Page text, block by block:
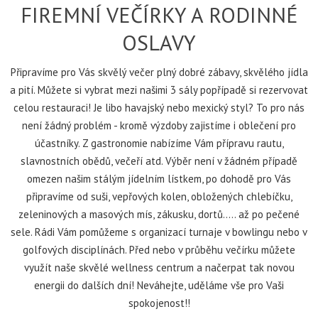
FIREMNÍ VEČÍRKY A RODINNÉ
OSLAVY
Připravíme pro Vás skvělý večer plný dobré zábavy, skvělého jídla
a pití. Můžete si vybrat mezi našimi 3 sály popřípadě si rezervovat
celou restauraci! Je libo havajský nebo mexický styl? To pro nás
není žádný problém - kromě výzdoby zajistíme i oblečení pro
účastníky. Z gastronomie nabízíme Vám přípravu rautu,
slavnostních obědů, večeří atd. Výběr není v žádném případě
omezen našim stálým jídelním lístkem, po dohodě pro Vás
připravíme od suši, vepřových kolen, obložených chlebíčku,
zeleninových a masových mís, zákusku, dortů….. až po pečené
sele. Rádi Vám pomůžeme s organizací turnaje v bowlingu nebo v
golfových disciplínách. Před nebo v průběhu večírku můžete
využít naše skvělé wellness centrum a načerpat tak novou
energii do dalších dní! Neváhejte, uděláme vše pro Vaši
spokojenost!!